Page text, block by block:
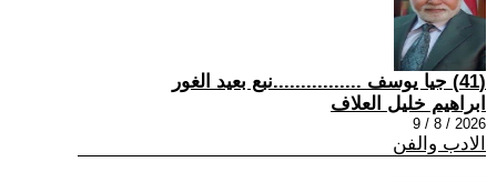
(41) جيا يوسف ................نبع بعيد الغور
ابراهيم خليل العلاف
2026 / 8 / 9
الادب والفن